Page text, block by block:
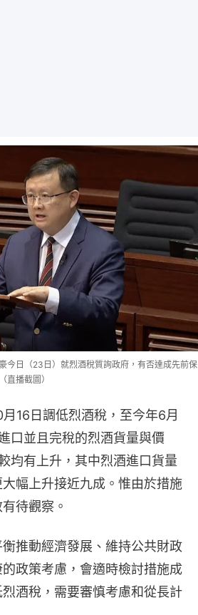
今日（23日）就烈酒稅質詢政府，有否達成先前保
直播截圖）
16日調低烈酒稅，至今年6月
口並且完稅的烈酒貨量與價
均有上升，其中烈酒進口貨量
幅上升接近九成。惟由於措施
待觀察。
推動經濟發展、維持公共財政
政策考慮，會適時檢討措施成
酒稅，需要審慎考慮和從長計